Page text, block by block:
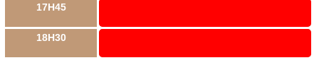
17H45
18H30